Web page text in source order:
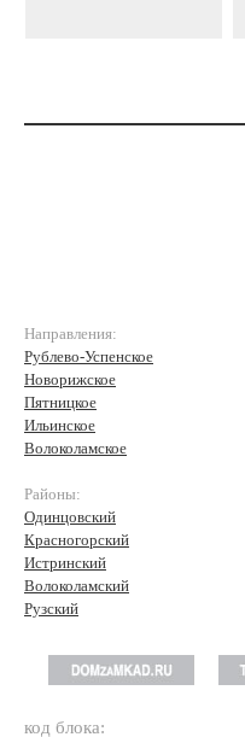
Направления:
Рублево-Успенское
Новорижское
Пятницкое
Ильинское
Волоколамское
Районы:
Одинцовский
Красногорский
Истринский
Волоколамский
Рузский
код блока: